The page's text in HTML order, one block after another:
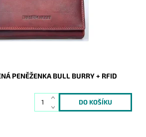
PENĚŽENKA BULL BURRY + RFID